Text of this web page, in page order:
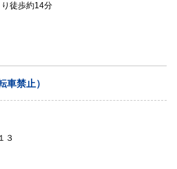
徒歩約14分
車禁止）
３